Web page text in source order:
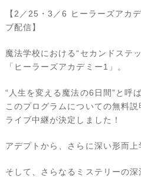
【2／25・3／6 ヒーラーズアカ
ブ配信】
魔法学校における“セカンドステ
「ヒーラーズアカデミー1」。
“人生を変える魔法の6日間”と呼
このプログラムについての無料説
ライブ中継が決定しました！
アデプトから、さらに深い形而上
そして、さらなるミステリーの深